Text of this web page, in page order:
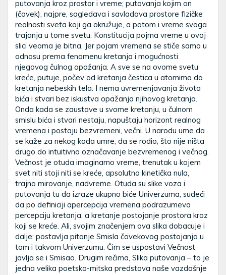
putovanja kroz prostor i vreme; putovanja kojim on
(čovek), najpre, sagledava i savladava prostore fizičke
realnosti sveta koji ga okružuje, a potom i vreme svoga
trajanja u tome svetu. Konstitucija pojma vreme u ovoj
slici veoma je bitna. Jer pojam vremena se stiče samo u
odnosu prema fenomenu kretanja i mogućnosti
njegovog čulnog opažanja. A sve se na ovome svetu
kreće, putuje, počev od kretanja čestica u atomima do
kretanja nebeskih tela. I nema uvremenjavanja života
bića i stvari bez iskustva opažanja njihovog kretanja.
Onda kada se zaustave u svome kretanju, u čulnom
smislu bića i stvari nestaju, napuštaju horizont realnog
vremena i postaju bezvremeni, večni. U narodu ume da
se kaže za nekog kada umre, da se rodio, što nije ništa
drugo do intuitivno označavanje bezvremenog i večnog.
Večnost je otuda imaginarno vreme, trenutak u kojem
svet niti stoji niti se kreće, apsolutna kinetička nula,
trajno mirovanje, nadvreme. Otuda su slike voza i
putovanja tu da izraze ukupno biće Univerzuma, sudeći
da po definiciji apercepcija vremena podrazumeva
percepciju kretanja, a kretanje postojanje prostora kroz
koji se kreće. Ali, svojim značenjem ova slika dobacuje i
dalje: postavlja pitanje Smisla čovekovog postojanja u
tom i takvom Univerzumu. Čim se uspostavi Večnost
javlja se i Smisao. Drugim rečima, Slika putovanja – to je
jedna velika poetsko-mitska predstava naše vazdašnje